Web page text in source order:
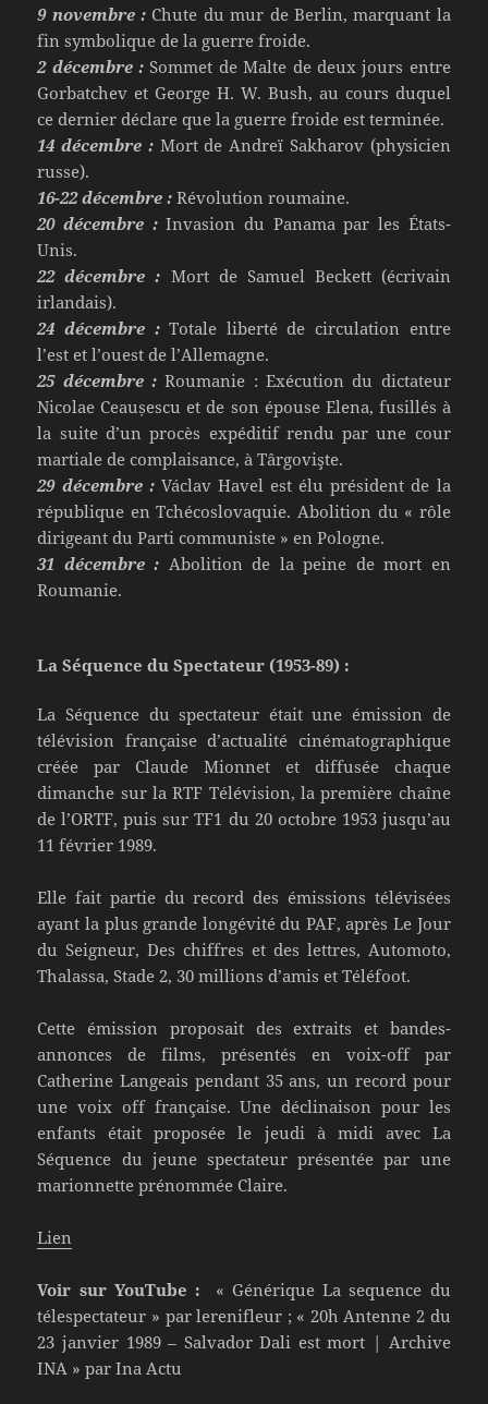
9 novembre : Chute du mur de Berlin, marquant la
fin symbolique de la guerre froide.
2 décembre : Sommet de Malte de deux jours entre
Gorbatchev et George H. W. Bush, au cours duquel
ce dernier déclare que la guerre froide est terminée.
14 décembre :Mort de Andreï Sakharov (physicien
russe).
16-22 décembre : Révolution roumaine.
20 décembre : Invasion du Panama par les États-
Unis.
22 décembre : Mort de Samuel Beckett (écrivain
irlandais).
24 décembre : Totale liberté de circulation entre
l’est et l’ouest de l’Allemagne.
25 décembre : Roumanie : Exécution du dictateur
Nicolae Ceaușescu et de son épouse Elena, fusillés à
la suite d’un procès expéditif rendu par une cour
martiale de complaisance, à Târgovişte.
29 décembre :Václav Havel est élu président de la
république en Tchécoslovaquie. Abolition du « rôle
dirigeant du Parti communiste » en Pologne.
31 décembre : Abolition de la peine de mort en
Roumanie.
La Séquence du Spectateur (1953-89) :
La Séquence du spectateur était une émission de
télévision française d’actualité cinématographique
créée par Claude Mionnet et diffusée chaque
dimanche sur la RTF Télévision, la première chaîne
de l’ORTF, puis sur TF1 du 20 octobre 1953 jusqu’au
11 février 1989.
Elle fait partie du record des émissions télévisées
ayant la plus grande longévité du PAF, après Le Jour
du Seigneur, Des chiffres et des lettres, Automoto,
Thalassa, Stade 2, 30 millions d’amis et Téléfoot.
Cette émission proposait des extraits et bandes-
annonces de films, présentés en voix-off par
Catherine Langeais pendant 35 ans, un record pour
une voix off française. Une déclinaison pour les
enfants était proposée le jeudi à midi avec La
Séquence du jeune spectateur présentée par une
marionnette prénommée Claire.
Lien
Voir sur YouTube :
« Générique La sequence du
télespectateur » par lerenifleur ; « 20h Antenne 2 du
23 janvier 1989 – Salvador Dali est mort | Archive
INA » par Ina Actu